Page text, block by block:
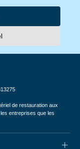
de restauration aux
entreprises que les